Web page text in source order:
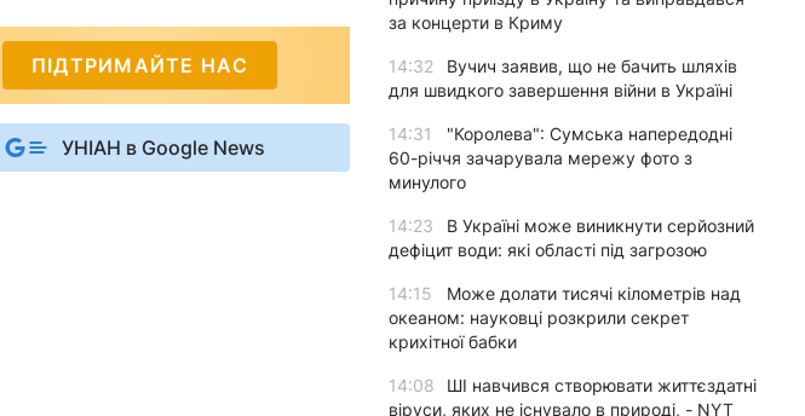
ПІДТРИМАЙТЕ НАС
УНІАН в Google News
за концерти в Криму
14:32
Вучич заявив, що не бачить шляхів
для швидкого завершення війни в Україні
14:31
"Королева": Сумська напередодні
60-річчя зачарувала мережу фото з
минулого
14:23
В Україні може виникнути серйозний
дефіцит води: які області під загрозою
14:15
Може долати тисячі кілометрів над
океаном: науковці розкрили секрет
крихітної бабки
14:08
ШІ навчився створювати життєздатні
віруси, яких не існувало в природі, - NYT